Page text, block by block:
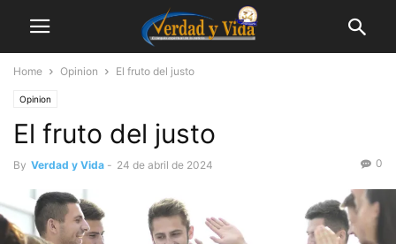
Home Opinion El fruto del justo
Opinion
El fruto del justo
By Verdad y Vida - 24 de abril de 2024 0